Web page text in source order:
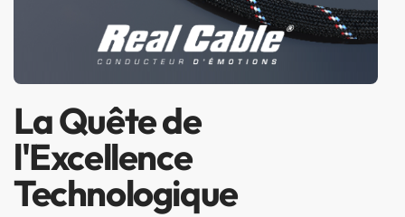
La Quête de
l'Excellence
Technologique